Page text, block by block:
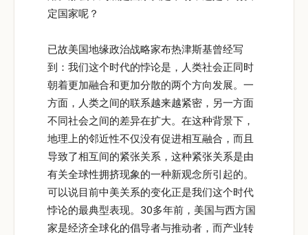
定国家呢？
已故美国地缘政治战略家布热津斯基曾经写
到：我们这个时代的悖论是，人类社会正同时
朝着更加融合和更加分散的两个方向发展。一
方面，人类之间的联系越来越紧密，另一方面
不同社会之间的差异在扩大。在这种背景下，
地理上的邻近性不仅没有促进相互融合，而且
导致了相互间的紧张关系，这种紧张关系是由
有关全球性拥挤现象的一种新观念所引起的。
可以说目前中美关系的变化正是我们这个时代
悖论的最典型表现。30多年前，美国与西方国
家是经济全球化的倡导者与推动者，而产业转